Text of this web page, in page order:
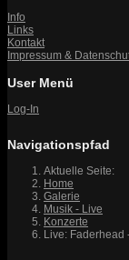
Info
Links
Kontakt
Impressum &
User Menü
Log-In
Navigationspfad
Aktuelle Seite:
Home
Galerie
Musik - Live
Konzerte
Live: Faderhead